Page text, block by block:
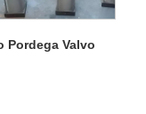
Pordega Valvo